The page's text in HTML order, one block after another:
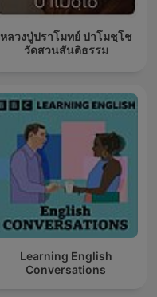
หลวงปู่ปราโมทย์ ปาโมชฺโช
วัดสวนสันติธรรม
Learning English
Conversations